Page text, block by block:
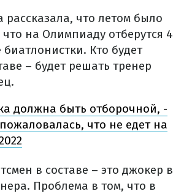
рассказала, что летом было
на Олимпиаду отберутся 4
Кто будет
– будет решать тренер
должна быть отборочной, -
что не едет на
в составе – это джокер в
Проблема в том, что в